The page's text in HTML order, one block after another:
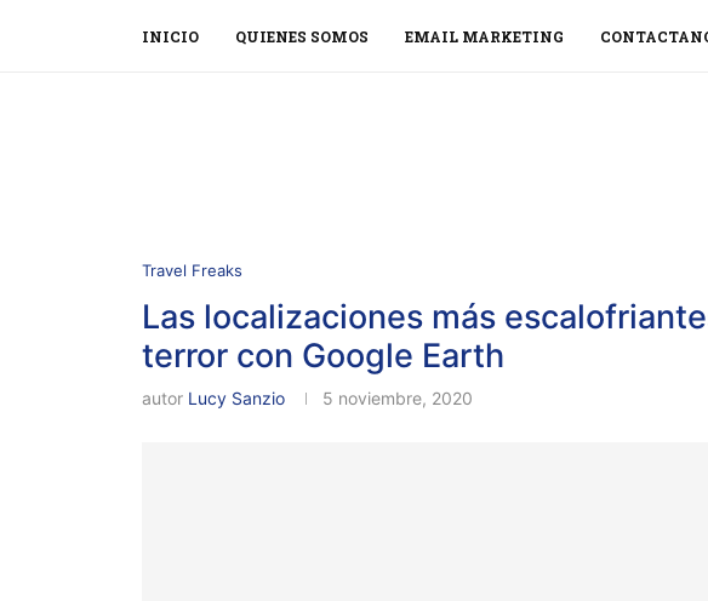
INICIO QUIENES SOMOS EMAIL MARKETING
Travel Freaks
Las localizaciones más
terror con Google Earth
autor Lucy Sanzio 5 noviembre, 2020